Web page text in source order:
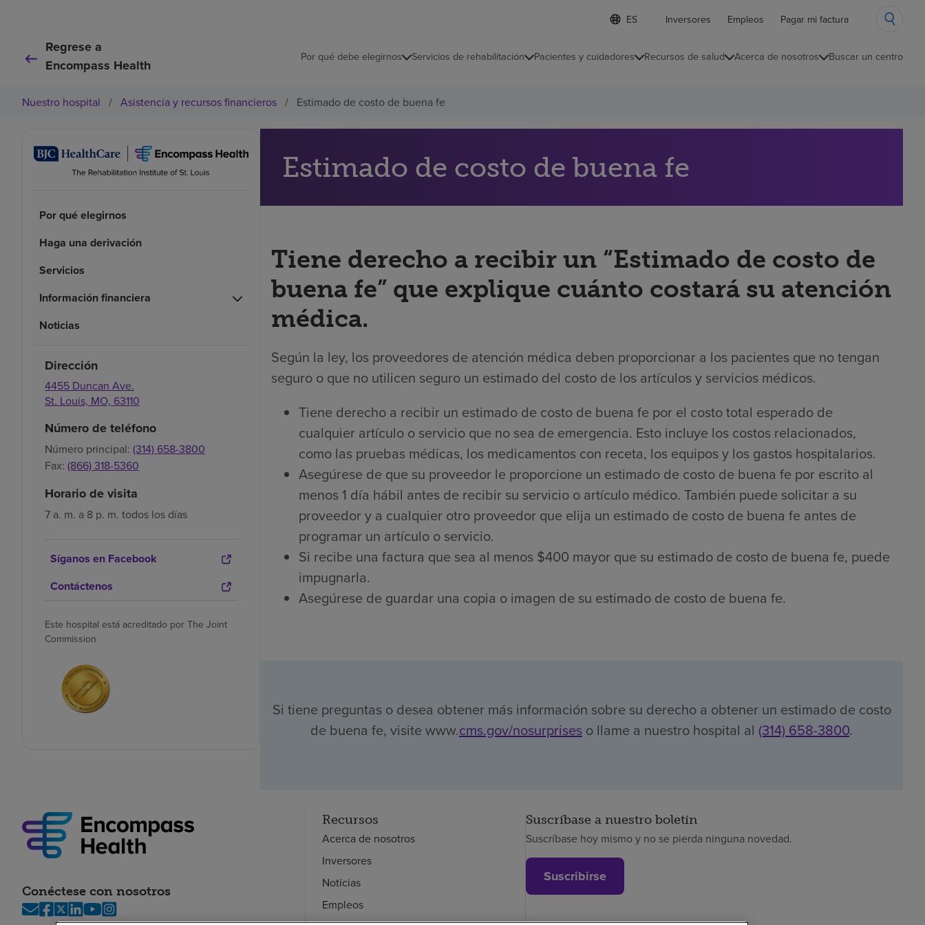
Lista
de
contraída
d
o
m
e
i
a
Inversores Empleos Pagar mi factura
Regrese a
Encompass Health
Por qué debe elegirnos Servicios de rehabilitación Pacientes y cuidadores Recursos de salud Acerca de nosotros Buscar un centro
Nuestro hospital / Asistencia y recursos financieros / Estimado de costo de buena fe
Por qué elegirnos
Haga una derivación
Servicios
Información financiera
Noticias
Dirección
4455 Duncan Ave.
St. Louis, MO, 63110
Número de teléfono
Número principal: (314) 658-3800
Fax: (866) 318-5360
Horario de visita
7 a. m. a 8 p. m. todos los días
Síganos en Facebook
Contáctenos
Este hospital está acreditado por The Joint
Commission
Estimado de costo de buena fe
Tiene derecho a recibir un “Estimado de costo de
buena fe” que explique cuánto costará su atención
médica.
Según la ley, los proveedores de atención médica deben proporcionar a los pacientes que no tengan
seguro o que no utilicen seguro un estimado del costo de los artículos y servicios médicos.
Tiene derecho a recibir un estimado de costo de buena fe por el costo total esperado de
cualquier artículo o servicio que no sea de emergencia. Esto incluye los costos relacionados,
como las pruebas médicas, los medicamentos con receta, los equipos y los gastos hospitalarios.
Asegúrese de que su proveedor le proporcione un estimado de costo de buena fe por escrito al
menos 1 día hábil antes de recibir su servicio o artículo médico. También puede solicitar a su
proveedor y a cualquier otro proveedor que elija un estimado de costo de buena fe antes de
programar un artículo o servicio.
Si recibe una factura que sea al menos $400 mayor que su estimado de costo de buena fe, puede
impugnarla.
Asegúrese de guardar una copia o imagen de su estimado de costo de buena fe.
Si tiene preguntas o desea obtener más información sobre su derecho a obtener un estimado de costo
de buena fe, visite www.cms.gov/nosurprises o llame a nuestro hospital al (314) 658-3800.
Conéctese con nosotros
Recursos
Acerca de nosotros
Inversores
Noticias
Empleos
Suscríbase a nuestro boletín
Suscríbase hoy mismo y no se pierda ninguna novedad.
Suscribirse